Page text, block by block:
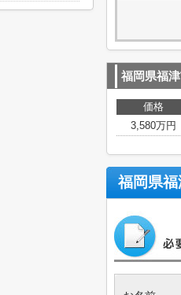
福岡県福
価格
3,580万円
福岡県福